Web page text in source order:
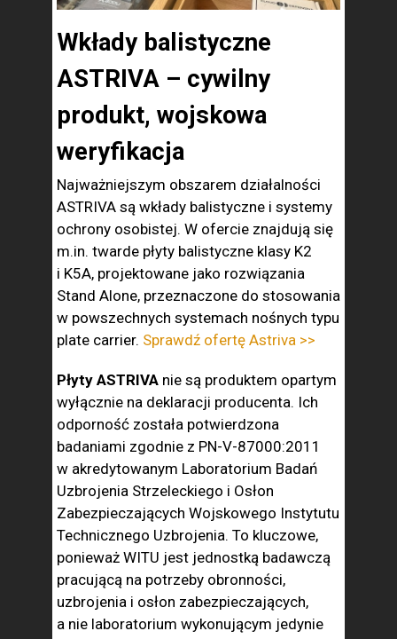
Wkłady balistyczne
ASTRIVA – cywilny
produkt, wojskowa
weryfikacja
Najważniejszym obszarem działalności
ASTRIVA są wkłady balistyczne i systemy
ochrony osobistej. W ofercie znajdują się
m.in. twarde płyty balistyczne klasy K2
i K5A, projektowane jako rozwiązania
Stand Alone, przeznaczone do stosowania
w powszechnych systemach nośnych typu
plate carrier. Sprawdź ofertę Astriva >>
Płyty ASTRIVA nie są produktem opartym
wyłącznie na deklaracji producenta. Ich
odporność została potwierdzona
badaniami zgodnie z PN-V-87000:2011
w akredytowanym Laboratorium Badań
Uzbrojenia Strzeleckiego i Osłon
Zabezpieczających Wojskowego Instytutu
Technicznego Uzbrojenia. To kluczowe,
ponieważ WITU jest jednostką badawczą
pracującą na potrzeby obronności,
uzbrojenia i osłon zabezpieczających,
a nie laboratorium wykonującym jedynie